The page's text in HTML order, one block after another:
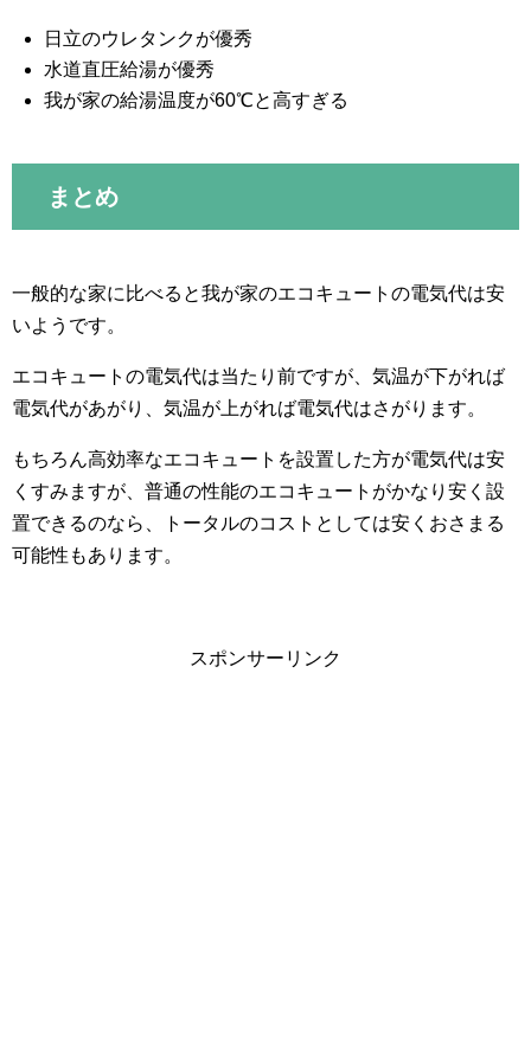
日立のウレタンクが優秀
水道直圧給湯が優秀
我が家の給湯温度が60℃と高すぎる
まとめ
一般的な家に比べると我が家のエコキュートの電気代は安
いようです。
エコキュートの電気代は当たり前ですが、気温が下がれば
電気代があがり、気温が上がれば電気代はさがります。
もちろん高効率なエコキュートを設置した方が電気代は安
くすみますが、普通の性能のエコキュートがかなり安く設
置できるのなら、トータルのコストとしては安くおさまる
可能性もあります。
スポンサーリンク